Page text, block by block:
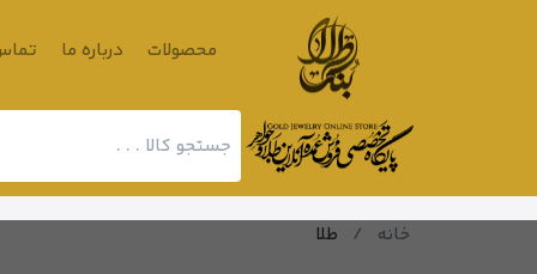
محصولات درباره ما
خانه / طلا